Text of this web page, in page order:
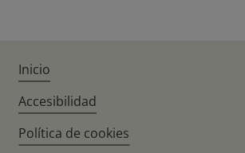
Inicio
Accesibilidad
Política de cookies